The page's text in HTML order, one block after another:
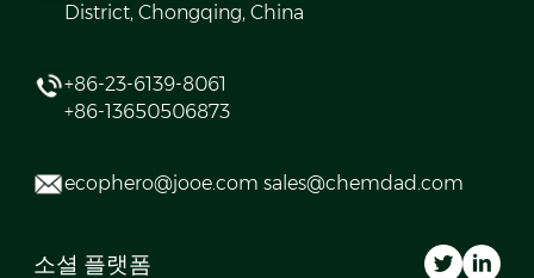
District, Chongqing, China
+86-23-6139-8061
+86-13650506873
ecophero@jooe.com sales@chemdad.com
소셜 플랫폼